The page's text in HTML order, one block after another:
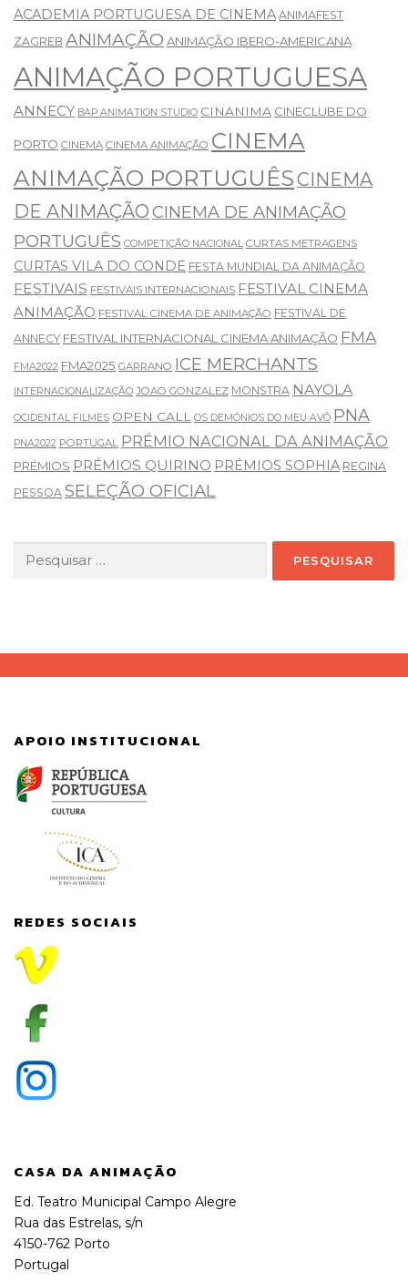
ACADEMIA PORTUGUESA DE CINEMA ANIMAFEST
ZAGREB ANIMAÇÃO ANIMAÇÃO IBERO-AMERICANA
ANIMAÇÃO PORTUGUESA
ANNECY BAP ANIMATION STUDIO CINANIMA CINECLUBE DO
PORTO CINEMA CINEMA ANIMAÇÃO CINEMA
ANIMAÇÃO PORTUGUÊSCINEMA
DE ANIMAÇÃOCINEMA DE ANIMAÇÃO
PORTUGUÊS COMPETIÇÃO NACIONAL CURTAS METRAGENS
CURTAS VILA DO CONDE FESTA MUNDIAL DA ANIMAÇÃO
FESTIVAIS FESTIVAIS INTERNACIONAIS FESTIVAL CINEMA
ANIMAÇÃO FESTIVAL CINEMA DE ANIMAÇÃO FESTIVAL DE
ANNECY FESTIVAL INTERNACIONAL CINEMA ANIMAÇÃO FMA
FMA2022 FMA2025 GARRANO ICE MERCHANTS
INTERNACIONALIZAÇÃO JOAO GONZALEZ MONSTRA NAYOLA
OCIDENTAL FILMES OPEN CALL OS DEMÓNIOS DO MEU AVÔ PNA
PNA2022 PORTUGAL PRÉMIO NACIONAL DA ANIMAÇÃO
PRÉMIOS PRÉMIOS QUIRINO PRÉMIOS SOPHIA REGINA
PESSOA SELEÇÃO OFICIAL
por:
APOIO INSTITUCIONAL
REDES SOCIAIS
CASA DA ANIMAÇÃO
Ed. Teatro Municipal Campo Alegre
Rua das Estrelas, s/n
4150-762 Porto
Portugal